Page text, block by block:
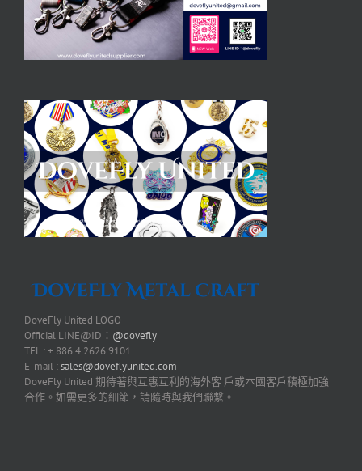
DoveFly United LOGO
Official LINE@ID： @dovefly
TEL : + 886 4 2626 9101
E-mail :sales@doveflyunited.com
DoveFly United 期待著與互惠互利的海外客 戶或本國客戶積極加強
合作。如需更多的細節，請隨時與我們聯繫。